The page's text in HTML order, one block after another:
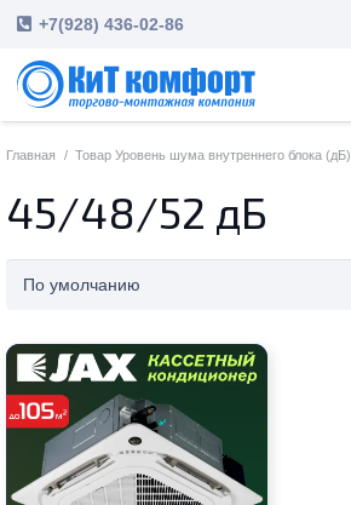
+7(928) 436-02-86
Главная / Товар Уровень шума внутреннего блока (дБ)
45/48/52 дБ